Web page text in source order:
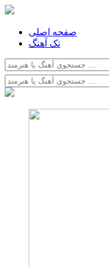
صفحه اصلی
تک آهنگ